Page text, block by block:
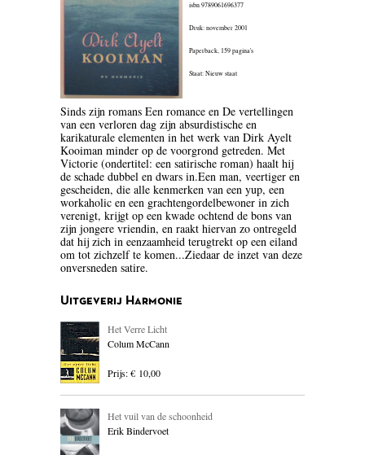
AUTOBIOGRAFIE
BLOEMLEZING
BOEKENWEEK GESCHENK
BRIEVEN
CARTOONS
COLUMNS
DONATEURS LITERAIR
NEDERLAND
DUITSLAND
ENGELSTALIG
isbn 9789061696377
Druk: november 2001
Paperback, 159 pagina's
Staat: Nieuw staat
Sinds zijn romans Een romance en De vertellingen
van een verloren dag zijn absurdistische en
karikaturale elementen in het werk van Dirk Ayelt
Kooiman minder op de voorgrond getreden. Met
Victorie (ondertitel: een satirische roman) haalt hij
de schade dubbel en dwars in.Een man, veertiger en
gescheiden, die alle kenmerken van een yup, een
workaholic en een grachtengordelbewoner in zich
verenigt, krijgt op een kwade ochtend de bons van
zijn jongere vriendin, en raakt hiervan zo ontregeld
dat hij zich in eenzaamheid terugtrekt op een eiland
om tot zichzelf te komen...Ziedaar de inzet van deze
onversneden satire.
Uitgeverij Harmonie
Het Verre Licht
Colum McCann
Prijs: € 10,00
Het vuil van de schoonheid
Erik Bindervoet